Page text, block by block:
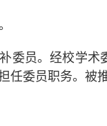
委员。经校学术
委员职务。被